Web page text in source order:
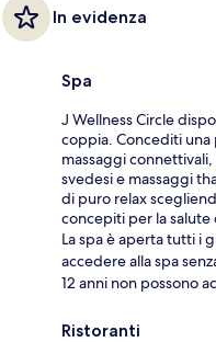
In evidenza
Spa
J Wellness Circle
coppia. Concediti una
massaggi
svedesi e massaggi
di puro relax
concepiti per la salute
La spa è aperta tutti i
accedere alla spa
12 anni non possono
Ristoranti